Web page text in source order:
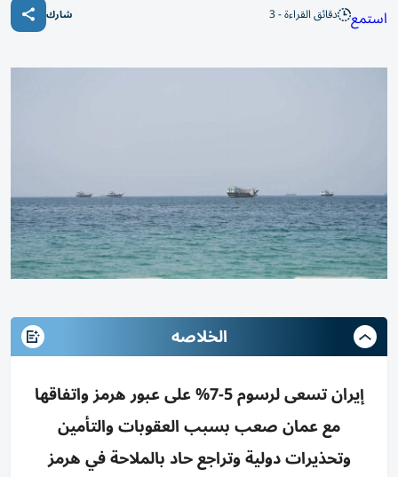
استمع دقائق القراءة - 3 شارك
الخلاصه
إيران تسعى لرسوم 5-7% على عبور هرمز واتفاقها
مع عمان صعب بسبب العقوبات والتأمين
وتحذيرات دولية وتراجع حاد بالملاحة في هرمز